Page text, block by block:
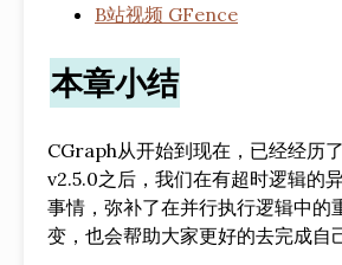
B站视频 GFence
本章小结
CGraph从开始到现在，已经经历
v2.5.0之后，我们在有超时逻辑的
事情，弥补了在并行执行逻辑中的
变，也会帮助大家更好的去完成自